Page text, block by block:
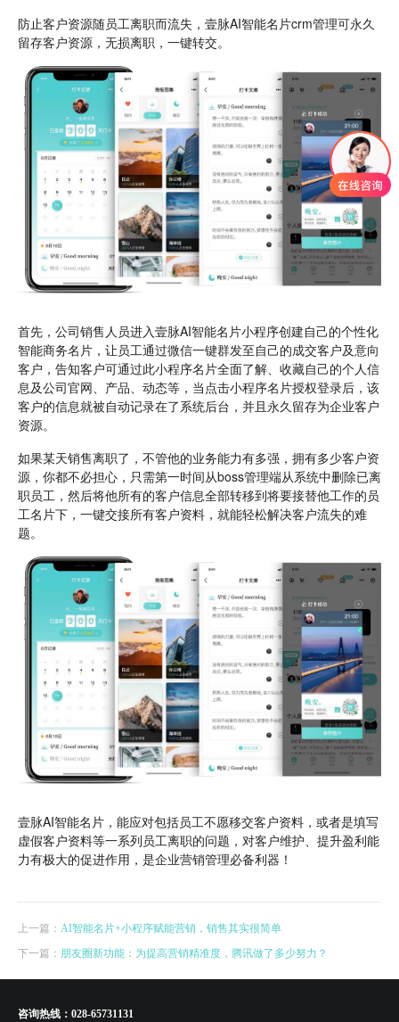
防止客户资源随员工离职而流失，壹脉AI智能名片crm管理可永久
留存客户资源，无损离职，一键转交。
首先，公司销售人员进入壹脉AI智能名片小程序创建自己的个性化
智能商务名片，让员工通过微信一键群发至自己的成交客户及意向
客户，告知客户可通过此小程序名片全面了解、收藏自己的个人信
息及公司官网、产品、动态等，当点击小程序名片授权登录后，该
客户的信息就被自动记录在了系统后台，并且永久留存为企业客户
资源。
如果某天销售离职了，不管他的业务能力有多强，拥有多少客户资
源，你都不必担心，只需第一时间从boss管理端从系统中删除已离
职员工，然后将他所有的客户信息全部转移到将要接替他工作的员
工名片下，一键交接所有客户资料，就能轻松解决客户流失的难
题。
壹脉AI智能名片，能应对包括员工不愿移交客户资料，或者是填写
虚假客户资料等一系列员工离职的问题，对客户维护、提升盈利能
力有极大的促进作用，是企业营销管理必备利器！
上一篇： AI智能名片+小程序赋能营销，销售其实很简单
下一篇： 朋友圈新功能：为提高营销精准度，腾讯做了多少努力？
咨询热线： 028-65731131